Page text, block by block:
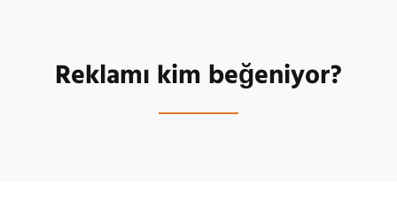
Reklamı kim beğeniyor?